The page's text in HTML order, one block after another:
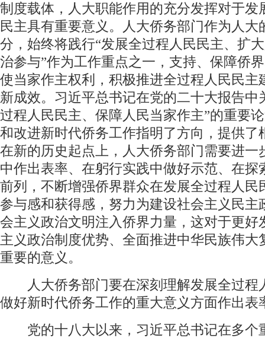
制度载体，人大职能作用的充分发挥对于发
民主具有重要意义。人大侨务部门作为人大
分，始终将践行“发展全过程人民民主、扩
治参与”作为工作重点之一，支持、保障侨
使当家作主权利，积极推进全过程人民民主
新成效。习近平总书记在党的二十大报告中
过程人民民主、保障人民当家作主”的重要
和改进新时代侨务工作指明了方向，提供了
在新的历史起点上，人大侨务部门需要进一
中作出表率、在躬行实践中做好示范、在探
前列，不断增强侨界群众在发展全过程人民
参与感和获得感，努力为建设社会主义民主
会主义政治文明注入侨界力量，这对于更好
主义政治制度优势、全面推进中华民族伟大
重要的意义。
人大侨务部门要在深刻理解发展全过程
做好新时代侨务工作的重大意义方面作出表
党的十八大以来，习近平总书记在多个